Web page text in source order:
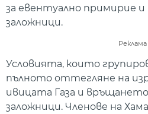
за евентуално примирие и
заложници.
Реклама
Условията, които
пълното оттегляне на
ивицата Газа и връщането
заложници. Членове на